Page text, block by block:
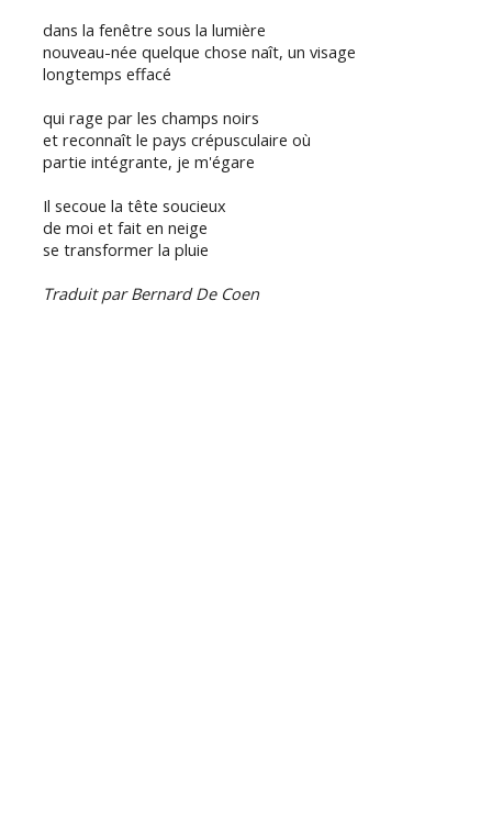
dans la fenêtre sous la lumière
nouveau-née quelque chose naît, un visage
longtemps effacé
qui rage par les champs noirs
et reconnaît le pays crépusculaire où
partie intégrante, je m'égare
Il secoue la tête soucieux
de moi et fait en neige
se transformer la pluie
Traduit par Bernard De Coen